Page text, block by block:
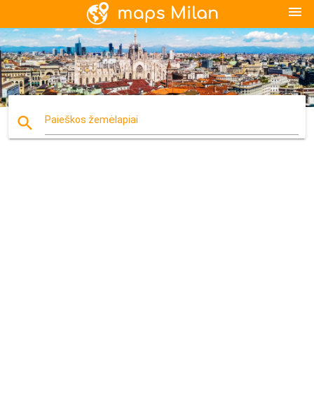
menu
search Paieškos žemėlapiai